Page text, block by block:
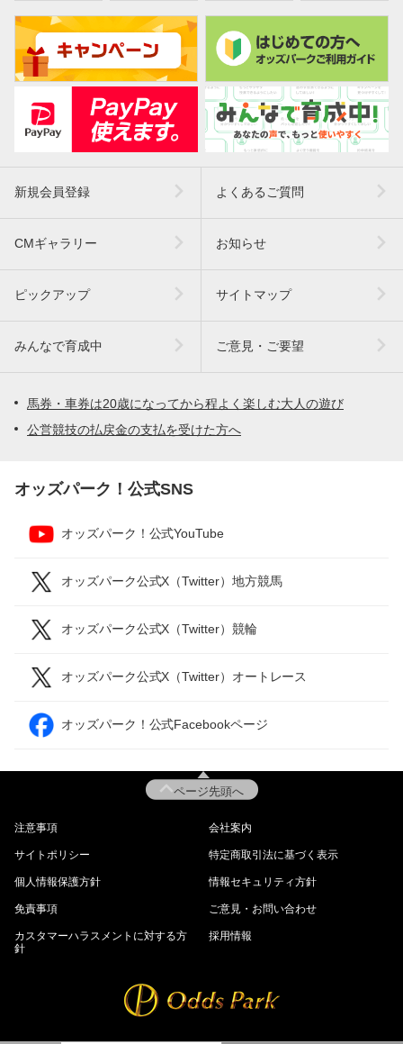
新規会員登録 よくあるご質問
CMギャラリー お知らせ
ピックアップ サイトマップ
みんなで育成中 ご意見・ご要望
馬券・車券は20歳になってから程よく楽しむ大人の遊び
公営競技の払戻金の支払を受けた方へ
オッズパーク！公式SNS
オッズパーク！公式YouTube
オッズパーク公式X（Twitter）地方競馬
オッズパーク公式X（Twitter）競輪
オッズパーク公式X（Twitter）オートレース
オッズパーク！公式Facebookページ
ページ先頭へ
注意事項 会社案内
サイトポリシー 特定商取引法に基づく表示
個人情報保護方針 情報セキュリティ方針
免責事項 ご意見・お問い合わせ
カスタマーハラスメントに対する方
針
採用情報